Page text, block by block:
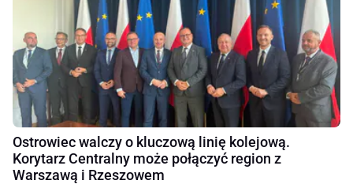
Ostrowiec walczy o kluczową linię kolejową.
Korytarz Centralny może połączyć region z
Warszawą i Rzeszowem